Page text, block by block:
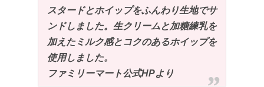
スタードとホイップをふんわり生地でサ
ンドしました。生クリームと加糖練乳を
加えたミルク感とコクのあるホイップを
使用しました。
ファミリーマート公式HPより